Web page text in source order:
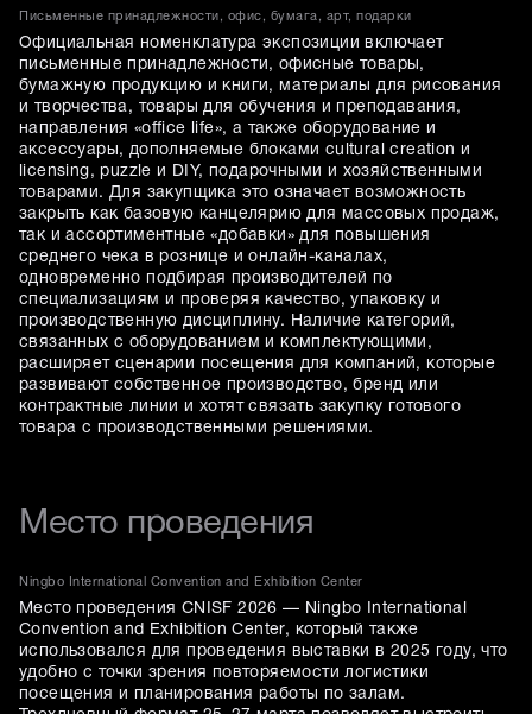
Письменные принадлежности, офис, бумага, арт, подарки
Официальная номенклатура экспозиции включает
письменные принадлежности, офисные товары,
бумажную продукцию и книги, материалы для рисования
и творчества, товары для обучения и преподавания,
направления «office life», а также оборудование и
аксессуары, дополняемые блоками cultural creation и
licensing, puzzle и DIY, подарочными и хозяйственными
товарами. Для закупщика это означает возможность
закрыть как базовую канцелярию для массовых продаж,
так и ассортиментные «добавки» для повышения
среднего чека в рознице и онлайн-каналах,
одновременно подбирая производителей по
специализациям и проверяя качество, упаковку и
производственную дисциплину. Наличие категорий,
связанных с оборудованием и комплектующими,
расширяет сценарии посещения для компаний, которые
развивают собственное производство, бренд или
контрактные линии и хотят связать закупку готового
товара с производственными решениями.
Место проведения
Ningbo International Convention and Exhibition Center
Место проведения CNISF 2026 — Ningbo International
Convention and Exhibition Center, который также
использовался для проведения выставки в 2025 году, что
удобно с точки зрения повторяемости логистики
посещения и планирования работы по залам.